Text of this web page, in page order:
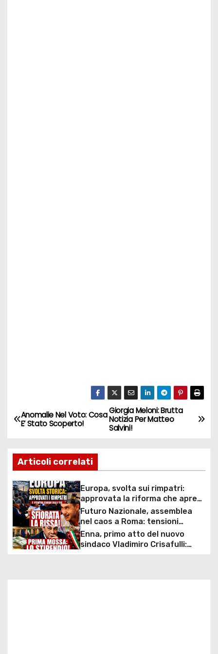
N
v
i
g
a
z
Giorgia Meloni: Brutta
Notizia Per Matteo
Salvini!
Anomalie Nel Voto: Cosa
E’ Stato Scoperto!
Articoli correlati
Europa, svolta sui rimpatri:
approvata la riforma che apre
ai centri fuori dall’UE e accelera
le espulsioni
Futuro Nazionale, assemblea
nel caos a Roma: tensioni
interne, spintoni e proteste
durante il debutto del partito di
Roberto Vannacci
Enna, primo atto del nuovo
sindaco Vladimiro Crisafulli: